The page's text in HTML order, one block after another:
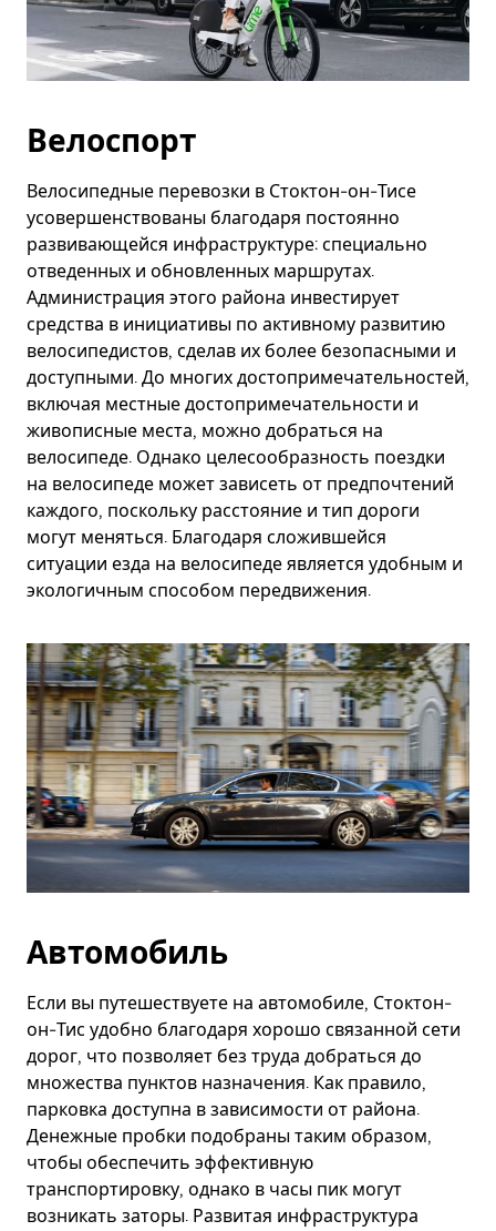
Велоспорт
Велосипедные перевозки в Стоктон-он-Тисе
усовершенствованы благодаря постоянно
развивающейся инфраструктуре: специально
отведенных и обновленных маршрутах.
Администрация этого района инвестирует
средства в инициативы по активному развитию
велосипедистов, сделав их более безопасными и
доступными. До многих достопримечательностей,
включая местные достопримечательности и
живописные места, можно добраться на
велосипеде. Однако целесообразность поездки
на велосипеде может зависеть от предпочтений
каждого, поскольку расстояние и тип дороги
могут меняться. Благодаря сложившейся
ситуации езда на велосипеде является удобным и
экологичным способом передвижения.
Автомобиль
Если вы путешествуете на автомобиле, Стоктон-
он-Тис удобно благодаря хорошо связанной сети
дорог, что позволяет без труда добраться до
множества пунктов назначения. Как правило,
парковка доступна в зависимости от района.
Денежные пробки подобраны таким образом,
чтобы обеспечить эффективную
транспортировку, однако в часы пик могут
возникать заторы. Развитая инфраструктура